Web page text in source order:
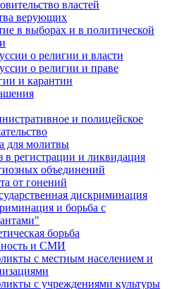
властей
верующих
в выборах и в политической
о религии и власти
о религии и праве
и карантин
и полицейское
для молитвы
в регистрации и ликвидация
объединений
от гонений
дискриминация
и борьба с
борьба
и СМИ
с местным населением и
с учреждениями культуры